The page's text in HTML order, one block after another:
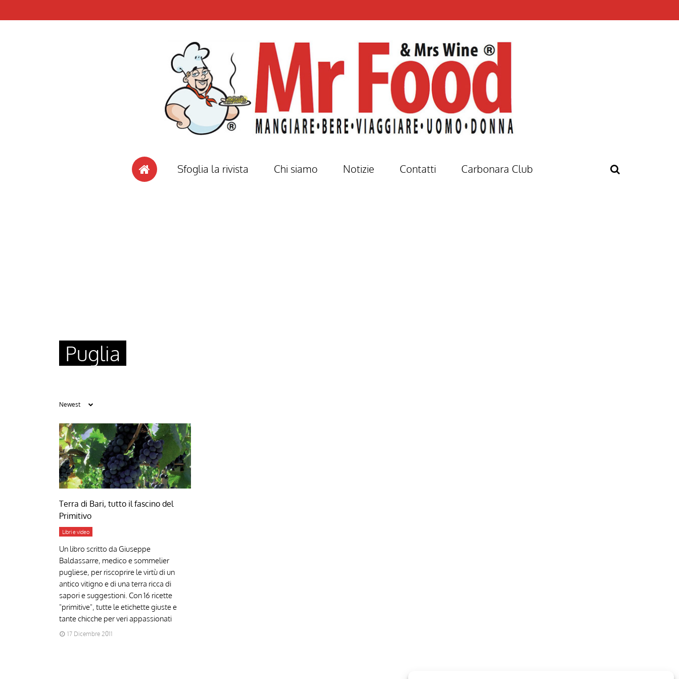
Sfoglia la rivista Chi siamo Notizie Contatti Carbonara Club
Puglia
Terra di Bari, tutto il fascino del
Primitivo
Libri e video
Un libro scritto da Giuseppe
Baldassarre, medico e sommelier
pugliese, per riscoprire le virtù di un
antico vitigno e di una terra ricca di
sapori e suggestioni. Con 16 ricette
"primitive", tutte le etichette giuste e
tante chicche per veri appassionati
17 Dicembre 2011